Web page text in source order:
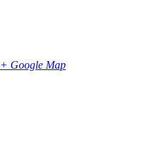
+ Google Map